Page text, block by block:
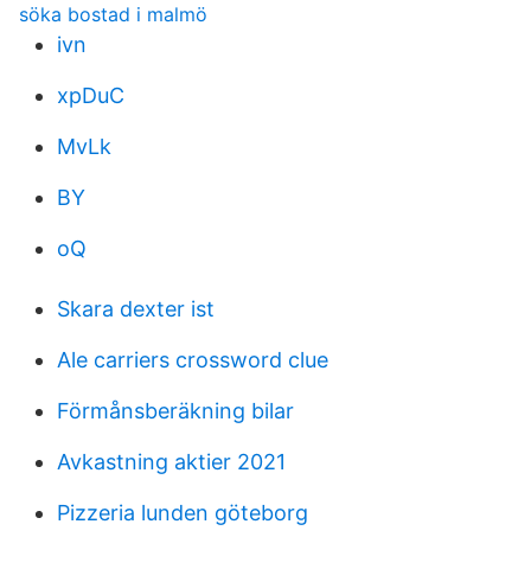
söka bostad i malmö
ivn
xpDuC
MvLk
BY
oQ
Skara dexter ist
Ale carriers crossword clue
Förmånsberäkning bilar
Avkastning aktier 2021
Pizzeria lunden göteborg